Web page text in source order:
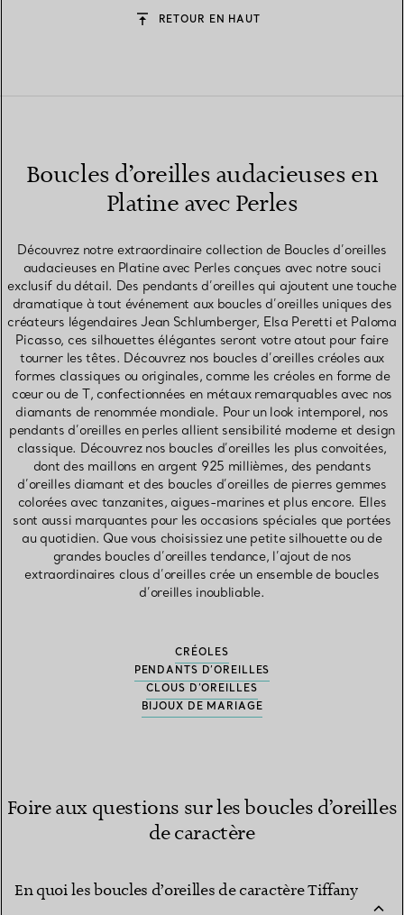
RETOUR EN HAUT
Boucles d’oreilles audacieuses en
Platine avec Perles
Découvrez notre extraordinaire collection de Boucles d’oreilles
audacieuses en Platine avec Perles conçues avec notre souci
exclusif du détail. Des pendants d’oreilles qui ajoutent une touche
dramatique à tout événement aux boucles d’oreilles uniques des
créateurs légendaires Jean Schlumberger, Elsa Peretti et Paloma
Picasso, ces silhouettes élégantes seront votre atout pour faire
tourner les têtes. Découvrez nos boucles d’oreilles créoles aux
formes classiques ou originales, comme les créoles en forme de
cœur ou de T, confectionnées en métaux remarquables avec nos
diamants de renommée mondiale. Pour un look intemporel, nos
pendants d’oreilles en perles allient sensibilité moderne et design
classique. Découvrez nos boucles d’oreilles les plus convoitées,
dont des maillons en argent 925 millièmes, des pendants
d’oreilles diamant et des boucles d’oreilles de pierres gemmes
colorées avec tanzanites, aigues-marines et plus encore. Elles
sont aussi marquantes pour les occasions spéciales que portées
au quotidien. Que vous choisissiez une petite silhouette ou de
grandes boucles d’oreilles tendance, l’ajout de nos
extraordinaires clous d’oreilles crée un ensemble de boucles
d’oreilles inoubliable.
CRÉOLES
PENDANTS D’OREILLES
CLOUS D’OREILLES
BIJOUX DE MARIAGE
Foire aux questions sur les boucles d’oreilles
de caractère
En quoi les boucles d’oreilles de caractère Tiffany